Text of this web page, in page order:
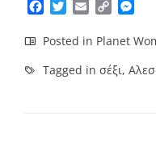
Facebook
TwitterEmailCopy
Posted in Planet
Tagged in σέξι,